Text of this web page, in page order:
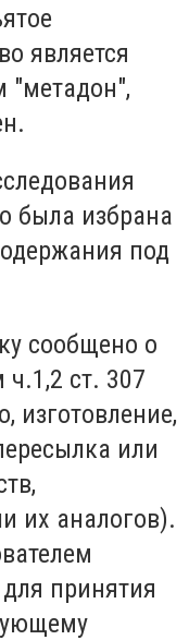
является
"метадон",
была избрана
под
сообщено о
ст. 307
изготовление,
или
их аналогов).
принятия